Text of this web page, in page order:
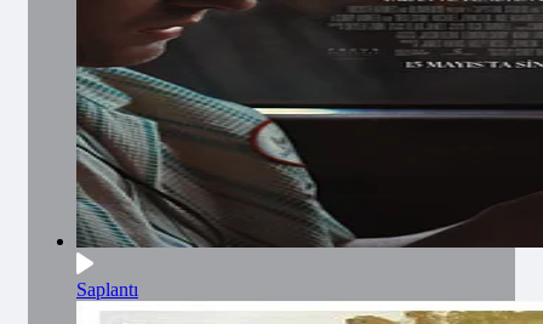
Saplantı